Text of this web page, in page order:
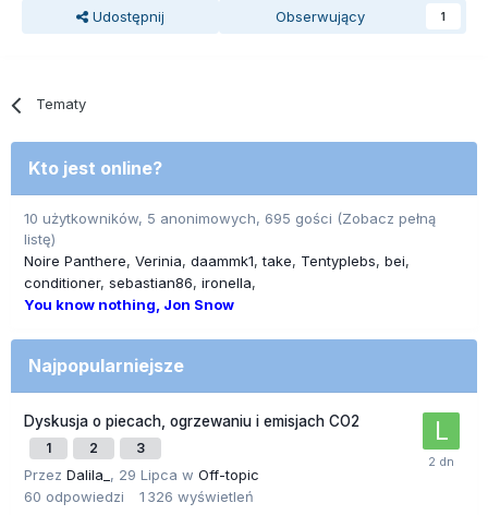
Udostępnij Obserwujący 1
Tematy
Kto jest online?
10 użytkowników, 5 anonimowych, 695 gości (Zobacz pełną
listę)
Noire Panthere Verinia daammk1 take Tentyplebs bei
conditioner sebastian86 ironella
You know nothing, Jon Snow
Najpopularniejsze
Dyskusja o piecach, ogrzewaniu i emisjach CO2
1 2 3
Przez Dalila_ , 29 Lipca w Off-topic
60 odpowiedzi 1 326 wyświetleń